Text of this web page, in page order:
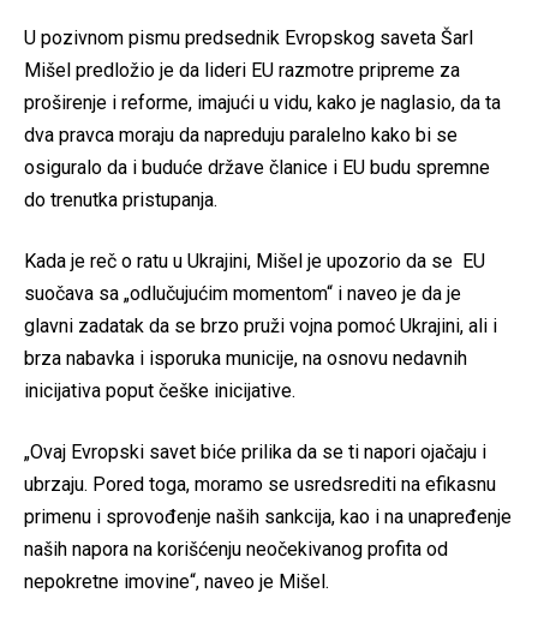
U pozivnom pismu predsednik Evropskog saveta Šarl
Mišel predložio je da lideri EU razmotre pripreme za
proširenje i reforme, imajući u vidu, kako je naglasio, da ta
dva pravca moraju da napreduju paralelno kako bi se
osiguralo da i buduće države članice i EU budu spremne
do trenutka pristupanja.
Kada je reč o ratu u Ukrajini, Mišel je upozorio da se EU
suočava sa „odlučujućim momentom“ i naveo je da je
glavni zadatak da se brzo pruži vojna pomoć Ukrajini, ali i
brza nabavka i isporuka municije, na osnovu nedavnih
inicijativa poput češke inicijative.
„Ovaj Evropski savet biće prilika da se ti napori ojačaju i
ubrzaju. Pored toga, moramo se usredsrediti na efikasnu
primenu i sprovođenje naših sankcija, kao i na unapređenje
naših napora na korišćenju neočekivanog profita od
nepokretne imovine“, naveo je Mišel.